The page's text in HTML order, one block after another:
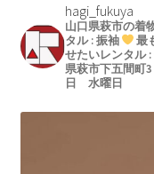
ョ
ン
hagi_fukuya
山口県萩市の着
タル : 振袖
最
せたいレンタル
県萩市下五間町3
日 水曜日